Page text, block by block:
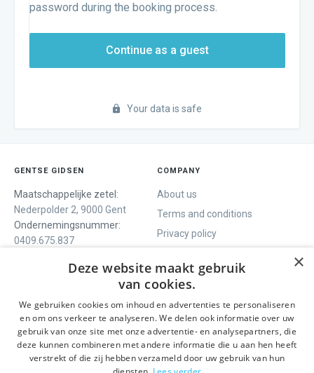
password during the booking process.
Continue as a guest
Your data is safe
GENTSE GIDSEN
Maatschappelijke zetel:
Nederpolder 2, 9000 Gent
Ondernemingsnummer:
0409.675.837
COMPANY
About us
Terms and conditions
Privacy policy
WE OFFER
Guided tours
One day tour
SOCIALS
Facebook
Instagram
LinkedIn
×
Deze website maakt gebruik
van cookies.
We gebruiken cookies om inhoud en advertenties te personaliseren
en om ons verkeer te analyseren. We delen ook informatie over uw
gebruik van onze site met onze advertentie- en analysepartners, die
deze kunnen combineren met andere informatie die u aan hen heeft
verstrekt of die zij hebben verzameld door uw gebruik van hun